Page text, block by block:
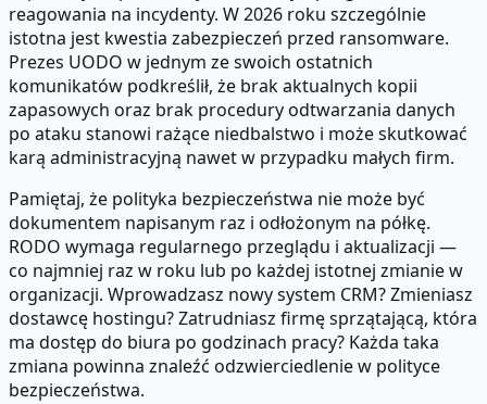
reagowania na incydenty. W 2026 roku szczególnie
istotna jest kwestia zabezpieczeń przed ransomware.
Prezes UODO w jednym ze swoich ostatnich
komunikatów podkreślił, że brak aktualnych kopii
zapasowych oraz brak procedury odtwarzania danych
po ataku stanowi rażące niedbalstwo i może skutkować
karą administracyjną nawet w przypadku małych firm.
Pamiętaj, że polityka bezpieczeństwa nie może być
dokumentem napisanym raz i odłożonym na półkę.
RODO wymaga regularnego przeglądu i aktualizacji —
co najmniej raz w roku lub po każdej istotnej zmianie w
organizacji. Wprowadzasz nowy system CRM? Zmieniasz
dostawcę hostingu? Zatrudniasz firmę sprzątającą, która
ma dostęp do biura po godzinach pracy? Każda taka
zmiana powinna znaleźć odzwierciedlenie w polityce
bezpieczeństwa.